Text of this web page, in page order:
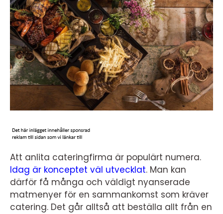
Att anlita cateringfirma är populärt numera.
Idag är konceptet väl utvecklat. Man kan
därför få många och väldigt nyanserade
matmenyer för en sammankomst som kräver
catering. Det går alltså att beställa allt från en